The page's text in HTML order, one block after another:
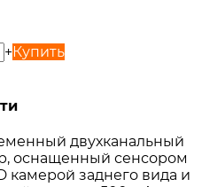
+Купить
двухканальный
оснащенный сенсором
камерой заднего вида и